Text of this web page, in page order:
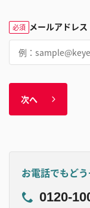
必須 メールアドレス
次へ
お電話でもど
0120-